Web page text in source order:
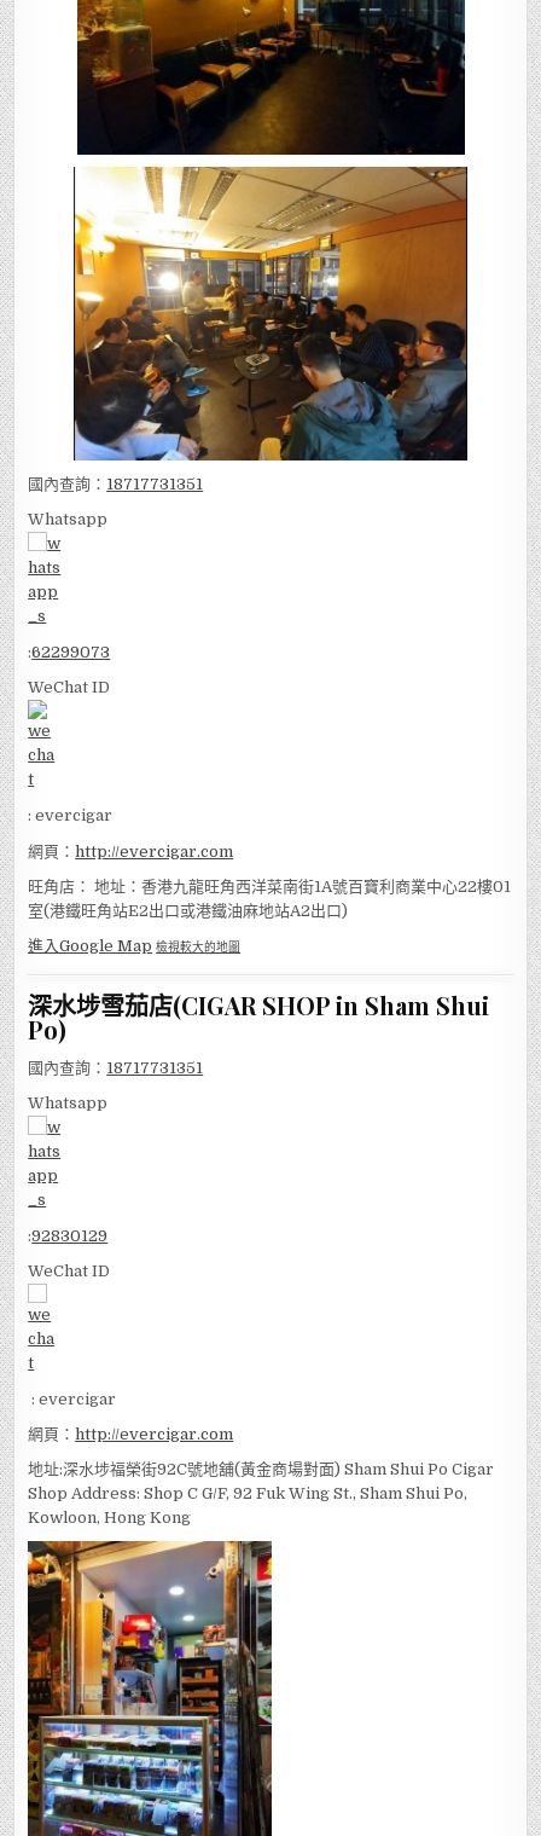
國內查詢： 18717731351
Whatsapp
:62299073
WeChat ID
: evercigar
網頁：http://evercigar.com
旺角店： 地址：香港九龍旺角西洋菜南街1A號百寶利商業中心22樓01
室(港鐵旺角站E2出口或港鐵油麻地站A2出口)
進入Google Map 檢視較大的地圖
深水埗雪茄店(CIGAR SHOP in Sham Shui
Po)
國內查詢： 18717731351
Whatsapp
:92830129
WeChat ID
: evercigar
網頁：http://evercigar.com
地址:深水埗福榮街92C號地舖(黃金商場對面) Sham Shui Po Cigar
Shop Address: Shop C G/F, 92 Fuk Wing St., Sham Shui Po,
Kowloon, Hong Kong